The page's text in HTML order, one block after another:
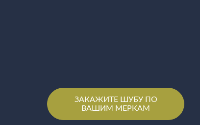
ЗАКАЖИТЕ ШУБУ ПО
ВАШИМ МЕРКАМ